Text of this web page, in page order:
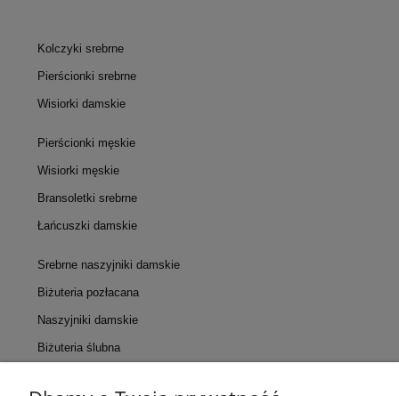
Kolczyki srebrne
Pierścionki srebrne
Wisiorki damskie
Pierścionki męskie
Wisiorki męskie
Bransoletki srebrne
Łańcuszki damskie
Srebrne naszyjniki damskie
Biżuteria pozłacana
Naszyjniki damskie
Biżuteria ślubna